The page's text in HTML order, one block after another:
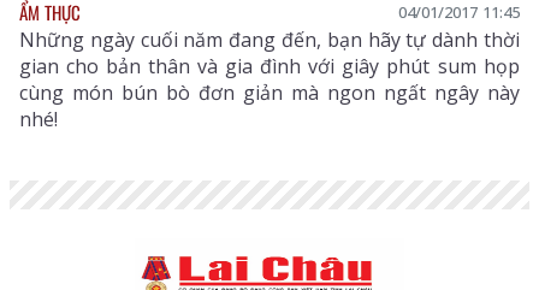
ẨM THỰC 04/01/2017 11:45
Những ngày cuối năm đang đến, bạn hãy tự dành thời
gian cho bản thân và gia đình với giây phút sum họp
cùng món bún bò đơn giản mà ngon ngất ngây này
nhé!